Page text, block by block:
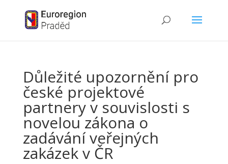
Důležité upozornění pro
české projektové
partnery v souvislosti s
novelou zákona o
zadávání veřejných
zakázek v ČR